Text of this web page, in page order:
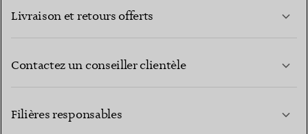
Livraison et retours offerts
Contactez un conseiller clientèle
Filières responsables